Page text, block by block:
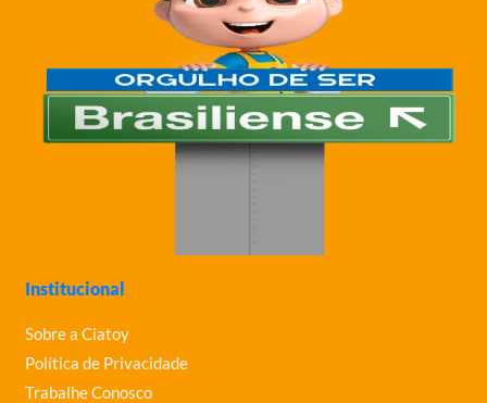
Institucional
Sobre a Ciatoy
Política de Privacidade
Trabalhe Conosco